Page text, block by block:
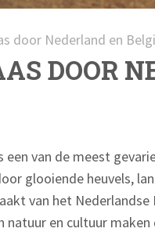
door Nederland en
DOOR
van de meest
glooiende heuvels,
van het
natuur en cultuur